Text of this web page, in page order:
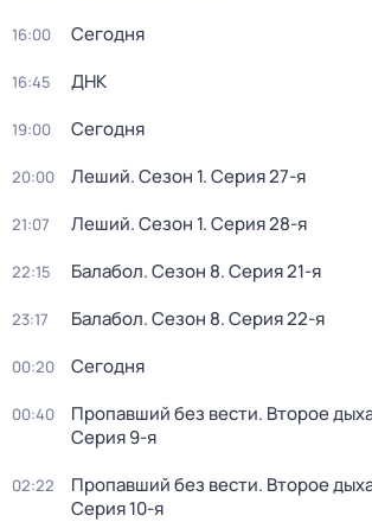
16:00 Сегодня
16:45 ДНК
19:00 Сегодня
20:00 Леший. Сезон 1. Серия 27-я
21:07 Леший. Сезон 1. Серия 28-я
22:15 Балабол. Сезон 8. Серия 21-я
23:17 Балабол. Сезон 8. Серия 22-я
00:20 Сегодня
00:40 Пропавший без вести. Второе
Серия 9-я
02:22 Пропавший без вести. Второе
Серия 10-я